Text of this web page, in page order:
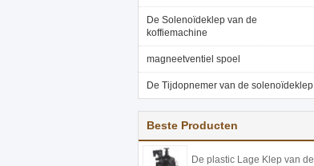
De Solenoïdeklep van de
koffiemachine
magneetventiel spoel
De Tijdopnemer van de solenoïdeklep
Beste Producten
De plastic Lage Klep van de